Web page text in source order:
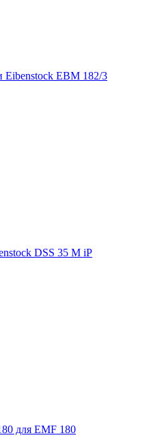
Eibenstock EBM 182/3
DSS 35 M iP
для EMF 180